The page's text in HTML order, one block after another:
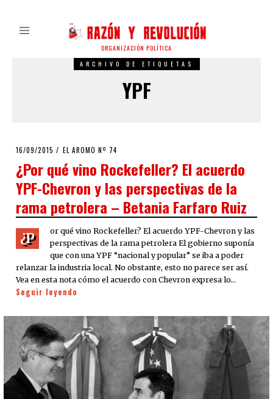
ORGANIZACIÓN POLÍTICA
ARCHIVO DE ETIQUETAS
YPF
POSTED
16/09/2015 26/01/2016
EL AROMO Nº 74
¿Por qué vino Rockefeller? El acuerdo
YPF-Chevron y las perspectivas de la
rama petrolera – Betania Farfaro Ruiz
¿P
or qué vino Rockefeller? El acuerdo YPF-Chevron y las
perspectivas de la rama petrolera El gobierno suponía
que con una YPF “nacional y popular” se iba a poder
relanzar la industria local. No obstante, esto no parece ser así.
Vea en esta nota cómo el acuerdo con Chevron expresa lo…
Seguir leyendo